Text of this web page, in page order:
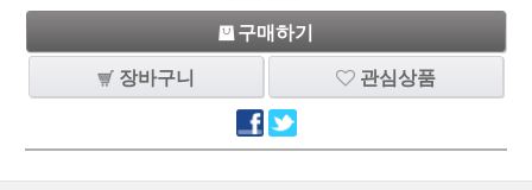
구매하기
장바구니 관심상품